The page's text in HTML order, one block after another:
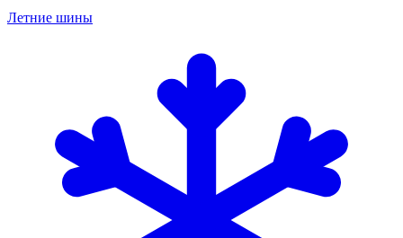
Летние шины